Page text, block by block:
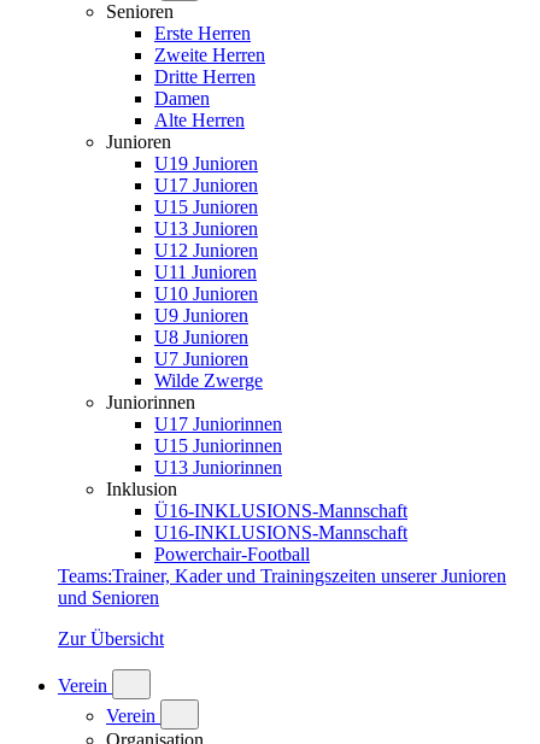
Senioren
Erste Herren
Zweite Herren
Dritte Herren
Damen
Alte Herren
Junioren
U19 Junioren
U17 Junioren
U15 Junioren
U13 Junioren
U12 Junioren
U11 Junioren
U10 Junioren
U9 Junioren
U8 Junioren
U7 Junioren
Wilde Zwerge
Juniorinnen
U17 Juniorinnen
U15 Juniorinnen
U13 Juniorinnen
Inklusion
Ü16-INKLUSIONS-Mannschaft
U16-INKLUSIONS-Mannschaft
Powerchair-Football
Teams:Trainer, Kader und Trainingszeiten unserer Junioren
und Senioren
Zur Übersicht
Verein
Verein
Organisation